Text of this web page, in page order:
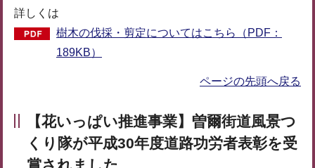
詳しくは
樹木の伐採・剪定についてはこちら（PDF：
189KB）
ページの先頭へ戻る
【花いっぱい推進事業】曽爾街道風景つ
くり隊が平成30年度道路功労者表彰を受
賞されました